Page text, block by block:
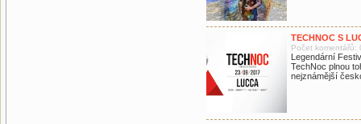
TECHNOC S
Počet komentářů:
Legendární
TechNoc plnou
nejznámější